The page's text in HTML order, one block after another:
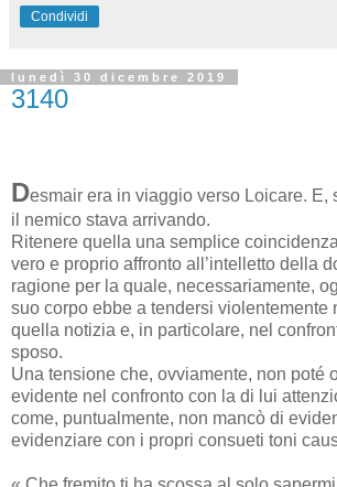
Condividi
lunedì 30 dicembre 2019
3140
Desmair era in viaggio verso Loicare. E,
il nemico stava arrivando.
Ritenere quella una semplice
vero e proprio affronto all’intelletto della
ragione per la quale, necessariamente,
suo corpo ebbe a tendersi violentemente
quella notizia e, in particolare, nel
sposo.
Una tensione che, ovviamente, non poté
evidente nel confronto con la di lui
come, puntualmente, non mancò di
evidenziare con i propri consueti toni